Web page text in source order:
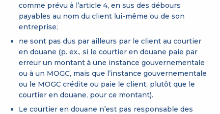
comme prévu à l’article 4, en sus des débours
payables au nom du client lui-même ou de son
entreprise;
ne sont pas dus par ailleurs par le client au courtier
en douane (p. ex., si le courtier en douane paie par
erreur un montant à une instance gouvernementale
ou à un MOGC, mais que l’instance gouvernementale
ou le MOGC crédite ou paie le client, plutôt que le
courtier en douane, pour ce montant).
Le courtier en douane n’est pas responsable des